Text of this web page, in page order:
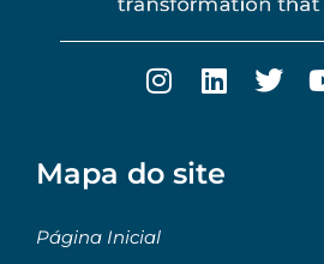
Mapa do site
Página Inicial